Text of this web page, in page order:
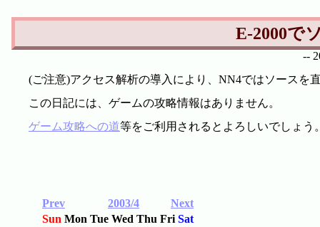
E-2000で
--
(ご注意)アクセス解析の導入により、NN4ではソースを
この日記には、ゲームの攻略情報はありません。
ゲーム攻略への道等をご利用されるとよろしいでしょう
Prev 2003/4
Next
Sun Mon Tue Wed Thu Fri Sat